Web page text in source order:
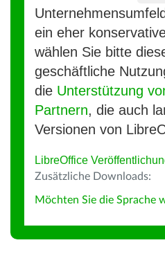
ein eher
wählen Sie bitte
geschäftliche
die Unterstützung
Partnern, die auch
Versionen von
LibreOffice
Zusätzliche Downloads:
Möchten Sie die Sprache